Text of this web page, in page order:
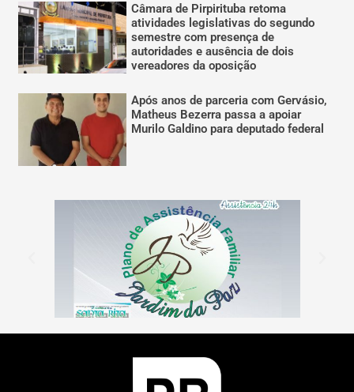
Câmara de Pirpirituba retoma
atividades legislativas do segundo
semestre com presença de
autoridades e ausência de dois
vereadores da oposição
Após anos de parceria com Gervásio,
Matheus Bezerra passa a apoiar
Murilo Galdino para deputado federal